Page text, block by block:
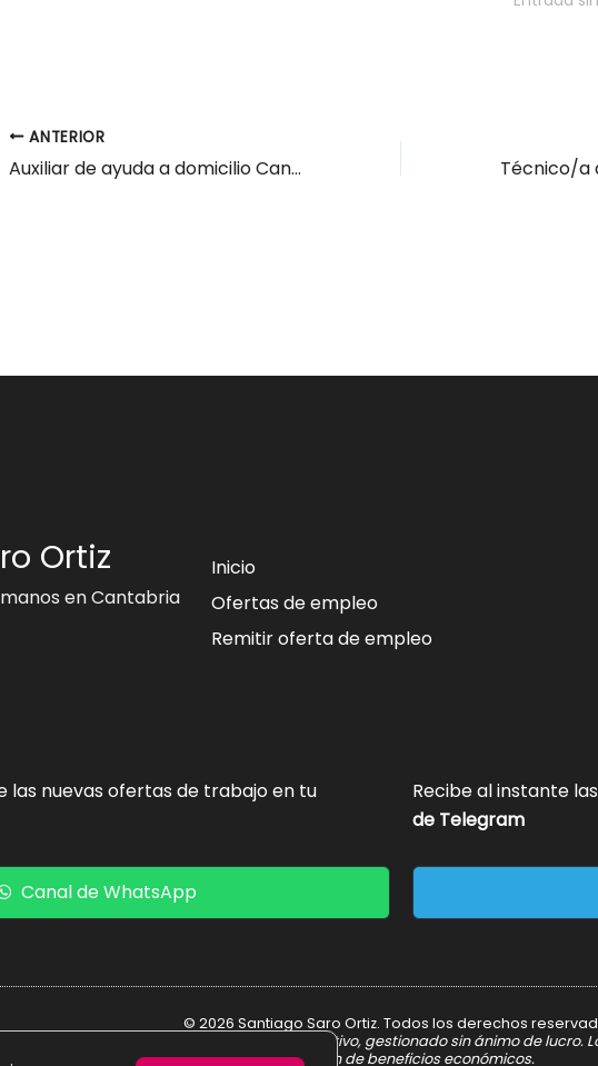
ANTERIOR
Auxiliar de ayuda a domicilio Cantabria Oriental
Ortiz
en Cantabria
Inicio
Ofertas de empleo
Remitir oferta de empleo
las nuevas ofertas de trabajo en tu
Canal de WhatsApp
Recibe al instante
de Telegram
© 2026 Santiago Saro Ortiz. Todos los derechos
personal de carácter informativo y divulgativo, gestionado sin ánimo de
obtención de beneficios económicos.